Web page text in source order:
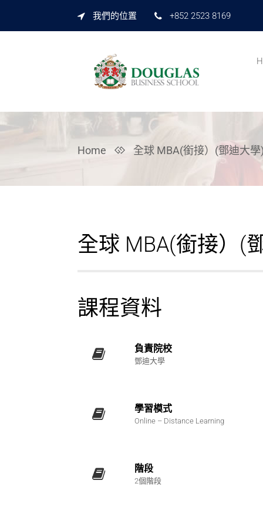
我們的位置 +852 2523 8169
Home 全球 MBA(銜接）(鄧迪大學
全球 MBA(銜接）(
課程資料
負責院校
鄧迪大學
學習模式
Online – Distance Learning
階段
2個階段